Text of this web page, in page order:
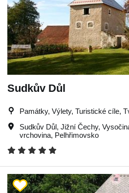
Sudkův Důl
Památky, Výlety, Turistické cíle,
Sudkův Důl, Jižní Čechy,
vrchovina, Pelhřimovsko